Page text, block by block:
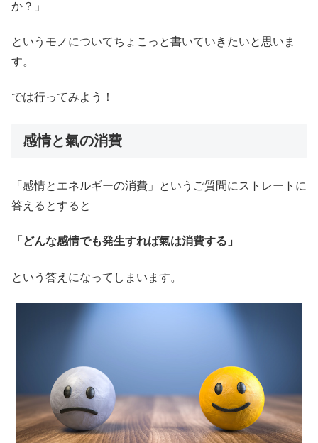
か？」
というモノについてちょこっと書いていきたいと思いま
す。
では行ってみよう！
感情と氣の消費
「感情とエネルギーの消費」というご質問にストレートに
答えるとすると
「どんな感情でも発生すれば氣は消費する」
という答えになってしまいます。